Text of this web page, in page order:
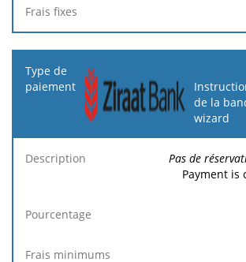
de la
wizard
Pas de
Payment is